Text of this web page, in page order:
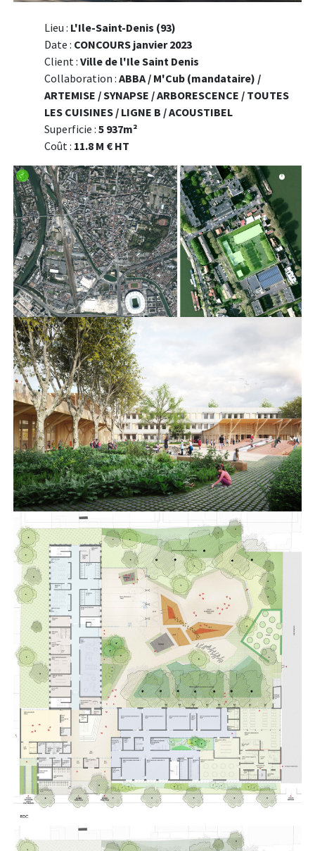
Lieu : L'Ile-Saint-Denis (93)
Date : CONCOURS janvier 2023
Client : Ville de l'Ile Saint Denis
Collaboration : ABBA / M'Cub (mandataire) /
ARTEMISE / SYNAPSE / ARBORESCENCE / TOUTES
LES CUISINES / LIGNE B / ACOUSTIBEL
Superficie : 5 937m²
Coût : 11.8 M € HT